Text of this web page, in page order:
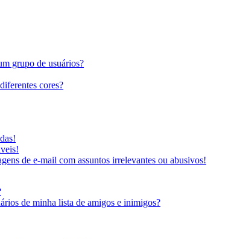
grupo de usuários?
cores?
de e-mail com assuntos irrelevantes ou abusivos!
de minha lista de amigos e inimigos?